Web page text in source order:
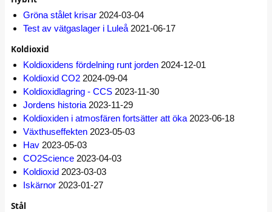
Gröna stålet krisar 2024-03-04
Test av vätgaslager i Luleå 2021-06-17
Koldioxid
Koldioxidens fördelning runt jorden 2024-12-01
Koldioxid CO2 2024-09-04
Koldioxidlagring - CCS 2023-11-30
Jordens historia 2023-11-29
Koldioxiden i atmosfären fortsätter att öka 2023-06-18
Växthuseffekten 2023-05-03
Hav 2023-05-03
CO2Science 2023-04-03
Koldioxid 2023-03-03
Iskärnor 2023-01-27
Stål